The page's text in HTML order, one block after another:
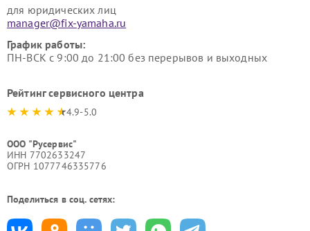
для юридических лиц
manager@fix-yamaha.ru
График работы:
ПН-ВСК с 9:00 до 21:00 без перерывов и выходных
Рейтинг сервисного центра
4.9-5.0
ООО "Русервис"
ИНН 7702633247
ОГРН 1077746335776
Поделиться в соц. сетях: